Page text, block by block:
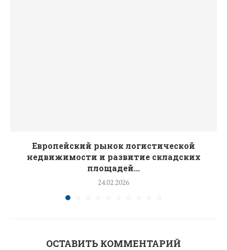
Европейский рынок логистической
недвижимости и развитие складских
площадей...
24.02.2026
ОСТАВИТЬ КОММЕНТАРИЙ